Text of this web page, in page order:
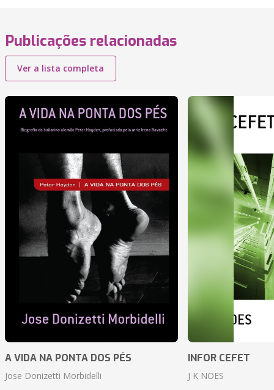
Publicações relacionadas
Ver a lista completa
A VIDA NA PONTA DOS PÉS
Jose Donizetti Morbidelli
INFOR CEFET
J K NOES